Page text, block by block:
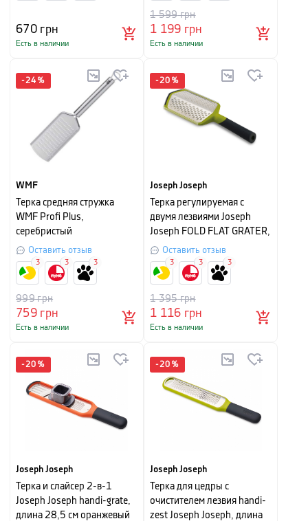
670грн
Есть в наличии
1 199 грн
1 599грн
Есть в наличии
-24 %
WMF
Терка средняя стружка
WMF Profi Plus,
серебристый
Оставить отзыв
759грн
999грн
Есть в наличии
3 3 3
-20 %
Joseph Joseph
Терка регулируемая с
двумя лезвиями Joseph
Joseph FOLD FLAT GRATER,
29,5 х 3 х 10 см, зеленый
Оставить отзыв
1 116 грн
1 395грн
Есть в наличии
3 3 3
-20 %
Joseph Joseph
Терка и слайсер 2-в-1
Joseph Joseph handi-grate,
длина 28,5 см оранжевый
-20 %
Joseph Joseph
Терка для цедры с
очистителем лезвия handi-
zest Joseph Joseph, длина